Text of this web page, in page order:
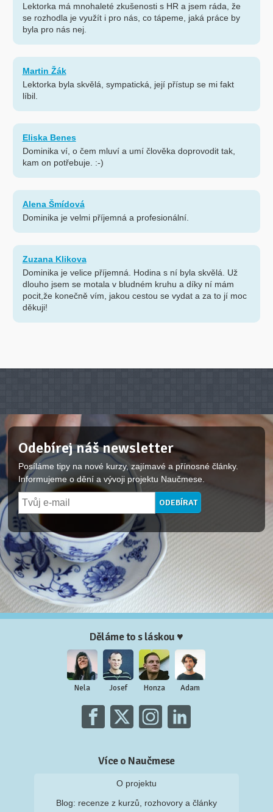
Lektorka má mnohaleté zkušenosti s HR a jsem ráda, že
se rozhodla je využít i pro nás, co tápeme, jaká práce by
byla pro nás nej.
Martin Žák
Lektorka byla skvělá, sympatická, její přístup se mi fakt
líbil.
Eliska Benes
Dominika ví, o čem mluví a umí člověka doprovodit tak,
kam on potřebuje. :-)
Alena Šmídová
Dominika je velmi příjemná a profesionální.
Zuzana Klikova
Dominika je velice příjemná. Hodina s ní byla skvělá. Už
dlouho jsem se motala v bludném kruhu a díky ní mám
pocit,že konečně vím, jakou cestou se vydat a za to jí moc
děkuji!
Odebírej náš newsletter
Posíláme tipy na nové kurzy, zajímavé a přínosné články.
Informujeme o dění a vývoji projektu Naučmese.
Děláme to s láskou ♥
Nela Josef Honza Adam
Více o Naučmese
O projektu
Blog: recenze z kurzů, rozhovory a články